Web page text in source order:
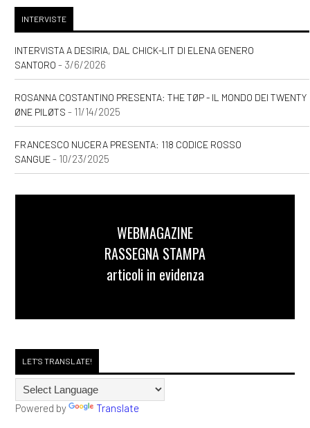
INTERVISTE
INTERVISTA A DESIRIA, DAL CHICK-LIT DI ELENA GENERO
SANTORO - 3/6/2026
ROSANNA COSTANTINO PRESENTA: THE TØP - IL MONDO DEI TWENTY
ØNE PILØTS - 11/14/2025
FRANCESCO NUCERA PRESENTA: 118 CODICE ROSSO
SANGUE- 10/23/2025
WEBMAGAZINE
RASSEGNA STAMPA
articoli in evidenza
LET'S TRANSLATE!
Powered by Translate